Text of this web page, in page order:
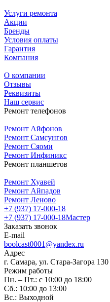
Услуги ремонта
Акции
Бренды
Условия оплаты
Гарантия
Компания
О компании
Отзывы
Реквизиты
Наш сервис
Ремонт телефонов
Ремонт Айфонов
Ремонт Самсунгов
Ремонт Сяоми
Ремонт Инфиникс
Ремонт планшетов
Ремонт Хуавей
Ремонт Айпадов
Ремонт Леново
+7 (937) 17-000-18
+7 (937) 17-000-18Мастер
Заказать звонок
E-mail
boolcast0001@yandex.ru
Адрес
г. Самара, ул. Стара-Загора 130
Режим работы
Пн. – Пт.: с 10:00 до 18:00
Сб.: 10:00 до 13:00
Вс.: Выходной